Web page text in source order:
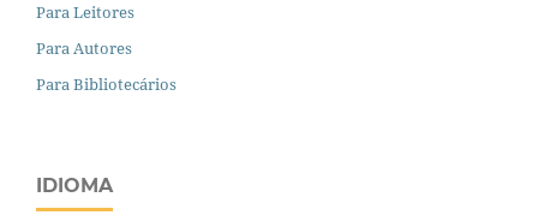
Para Leitores
Para Autores
Para Bibliotecários
IDIOMA